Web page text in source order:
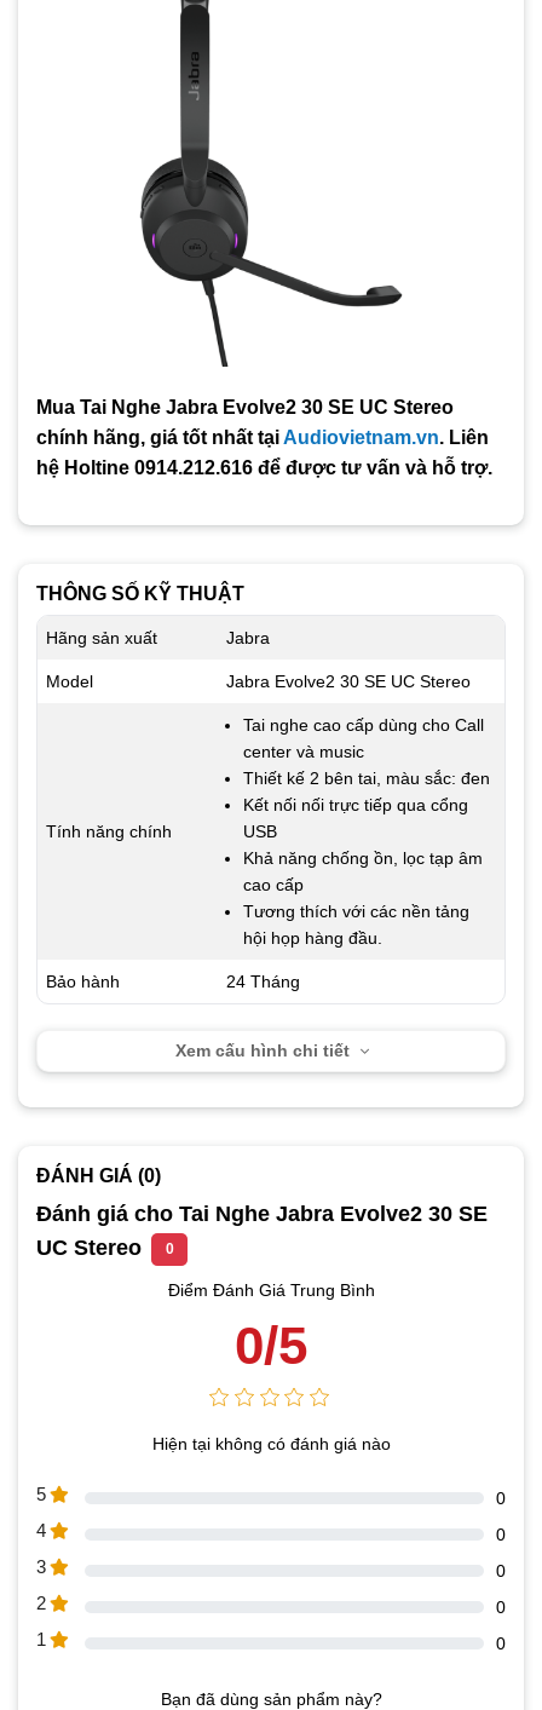
Mua Tai Nghe Jabra Evolve2 30 SE UC Stereo
chính hãng, giá tốt nhất tạiAudiovietnam.vn. Liên
hệ Holtine 0914.212.616 để được tư vấn và hỗ trợ.
THÔNG SỐ KỸ THUẬT
Hãng sản xuất Jabra
Model Jabra Evolve2 30 SE UC Stereo
Tính năng chính
Tai nghe cao cấp dùng cho Call
center và music
Thiết kế 2 bên tai, màu sắc: đen
Kết nối nối trực tiếp qua cổng
USB
Khả năng chống ồn, lọc tạp âm
cao cấp
Tương thích với các nền tảng
hội họp hàng đầu.
Bảo hành 24 Tháng
Xem cấu hình chi tiết
ĐÁNH GIÁ (0)
Đánh giá cho Tai Nghe Jabra Evolve2 30 SE
UC Stereo
0
Điểm Đánh Giá Trung Bình
0/5
Hiện tại không có đánh giá nào
5 0
4 0
3 0
2 0
1 0
Bạn đã dùng sản phẩm này?